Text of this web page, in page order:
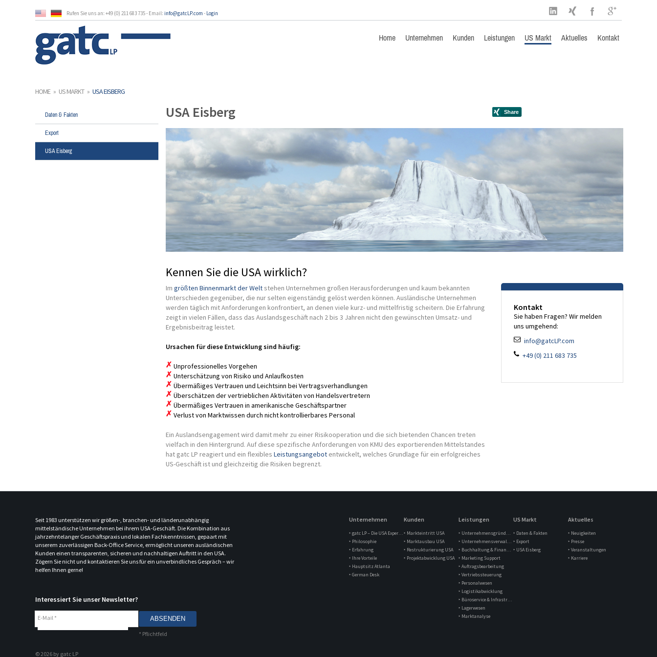
Rufen Sie uns an: +49 (0) 211 683 735 - Email: info@gatcLP.com - Login
Home Unternehmen Kunden Leistungen US Markt Aktuelles Kontakt
HOME » US MARKT » USA EISBERG
Daten & Fakten
Export
USA Eisberg
USA Eisberg
Kennen Sie die USA wirklich?
Im größten Binnenmarkt der Weltstehen Unternehmen großen Herausforderungen und kaum bekannten
Unterschieden gegenüber, die nur selten eigenständig gelöst werden können. Ausländische Unternehmen
werden täglich mit Anforderungen konfrontiert, an denen viele kurz- und mittelfristig scheitern. Die Erfahrung
zeigt in vielen Fällen, dass das Auslandsgeschäft nach 2 bis 3 Jahren nicht den gewünschten Umsatz- und
Ergebnisbeitrag leistet.
Ursachen für diese Entwicklung sind häufig:
Unprofessionelles Vorgehen
Unterschätzung von Risiko und Anlaufkosten
Übermäßiges Vertrauen und Leichtsinn bei Vertragsverhandlungen
Überschätzen der vertrieblichen Aktivitäten von Handelsvertretern
Übermäßiges Vertrauen in amerikanische Geschäftspartner
Verlust von Marktwissen durch nicht kontrollierbares Personal
Ein Auslandsengagement wird damit mehr zu einer Risikooperation und die sich bietenden Chancen treten
vielfach in den Hintergrund. Auf diese spezifische Anforderungen von KMU des exportierenden Mittelstandes
hat gatc LP reagiert und ein flexibles Leistungsangebot entwickelt, welches Grundlage für ein erfolgreiches
US-Geschäft ist und gleichzeitig die Risiken begrenzt.
Kontakt
Sie haben Fragen? Wir melden
uns umgehend:
info@gatcLP.com
+49 (0) 211 683 735
Seit 1983 unterstützen wir größen-, branchen- und länderunabhängig
mittelständische Unternehmen bei ihrem USA-Geschäft. Die Kombination aus
jahrzehntelanger Geschäftspraxis und lokalen Fachkenntnissen, gepaart mit
unserem zuverlässigen Back-Office Service, ermöglicht unseren ausländischen
Kunden einen transparenten, sicheren und nachhaltigen Auftritt in den USA.
Zögern Sie nicht und kontaktieren Sie uns für ein unverbindliches Gespräch – wir
helfen Ihnen gerne!
Interessiert Sie unser Newsletter?
E-Mail *
* Pflichtfeld
Unternehmen
‣ gatc LP – Die USA Experten
‣ Philosophie
‣ Erfahrung
‣ Ihre Vorteile
‣ Hauptsitz Atlanta
‣ German Desk
Kunden
‣ Markteintritt USA
‣ Marktausbau USA
‣ Restrukturierung USA
‣ Projektabwicklung USA
Leistungen
‣ Unternehmensgründung
‣ Unternehmensverwaltung
‣ Buchhaltung & Finanzen
‣ Marketing Support
‣ Auftragsbearbeitung
‣ Vertriebssteuerung
‣ Personalwesen
‣ Logistikabwicklung
‣ Büroservice & Infrastruktur
‣ Lagerwesen
‣ Marktanalyse
US Markt
‣ Daten & Fakten
‣ Export
‣ USA Eisberg
Aktuelles
‣ Neuigkeiten
‣ Presse
‣ Veranstaltungen
‣ Karriere
© 2026 by gatc LP